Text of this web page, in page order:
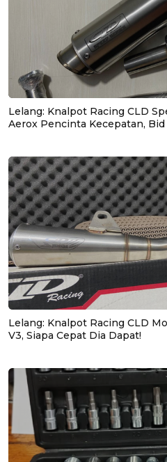
Lelang: Knalpot Racing CLD
Aerox Pencinta Kecepatan,
Lelang: Knalpot Racing CLD
V3, Siapa Cepat Dia Dapat!